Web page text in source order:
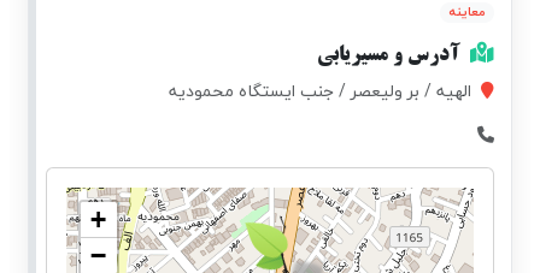
معاینه
آدرس و مسیریابی
الهیه / بر ولیعصر / جنب ایستگاه محمودیه
+
−